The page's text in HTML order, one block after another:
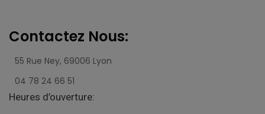
Contactez Nous:
55 Rue Ney, 69006 Lyon
04 78 24 66 51
Heures d’ouverture: